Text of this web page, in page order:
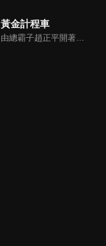
黃金計程車
由總霸子趙正平開著計程車在街頭隨機找尋搭車路人，進行機智問答，如果十題答對就可以拿走金元寶！如果沒有答對，就把當前獎金減一個0然後發放！另外節目中總霸子趙正平還會帶我們遍尋美食名景。